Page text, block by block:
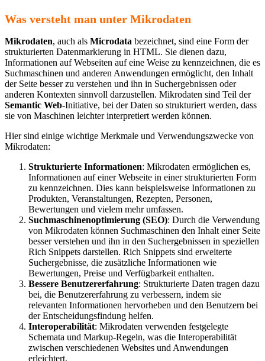
Was versteht man unter Mikrodaten
Mikrodaten, auch als Microdata bezeichnet, sind eine Form der
strukturierten Datenmarkierung in HTML. Sie dienen dazu,
Informationen auf Webseiten auf eine Weise zu kennzeichnen, die es
Suchmaschinen und anderen Anwendungen ermöglicht, den Inhalt
der Seite besser zu verstehen und ihn in Suchergebnissen oder
anderen Kontexten sinnvoll darzustellen. Mikrodaten sind Teil der
Semantic Web-Initiative, bei der Daten so strukturiert werden, dass
sie von Maschinen leichter interpretiert werden können.
Hier sind einige wichtige Merkmale und Verwendungszwecke von
Mikrodaten:
Strukturierte Informationen: Mikrodaten ermöglichen es,
Informationen auf einer Webseite in einer strukturierten Form
zu kennzeichnen. Dies kann beispielsweise Informationen zu
Produkten, Veranstaltungen, Rezepten, Personen,
Bewertungen und vielem mehr umfassen.
Suchmaschinenoptimierung (SEO): Durch die Verwendung
von Mikrodaten können Suchmaschinen den Inhalt einer Seite
besser verstehen und ihn in den Suchergebnissen in speziellen
Rich Snippets darstellen. Rich Snippets sind erweiterte
Suchergebnisse, die zusätzliche Informationen wie
Bewertungen, Preise und Verfügbarkeit enthalten.
Bessere Benutzererfahrung: Strukturierte Daten tragen dazu
bei, die Benutzererfahrung zu verbessern, indem sie
relevanten Informationen hervorheben und den Benutzern bei
der Entscheidungsfindung helfen.
Interoperabilität: Mikrodaten verwenden festgelegte
Schemata und Markup-Regeln, was die Interoperabilität
zwischen verschiedenen Websites und Anwendungen
erleichtert.